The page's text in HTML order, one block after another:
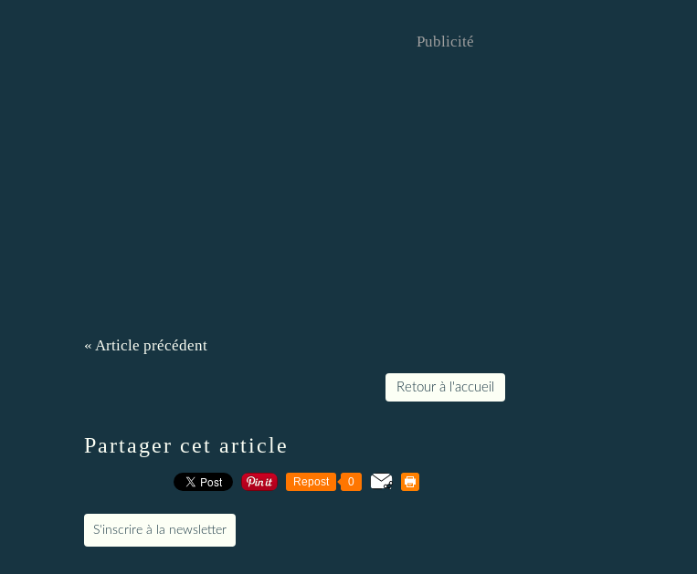
Publicité
« Article précédent
Retour à l'accueil
Partager cet article
Repost 0
S'inscrire à la newsletter